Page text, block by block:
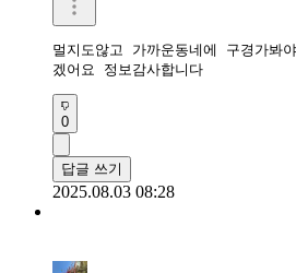
멀지도않고 가까운동네에 구경가봐야
겠어요 정보감사합니다
0
답글 쓰기
2025.08.03 08:28